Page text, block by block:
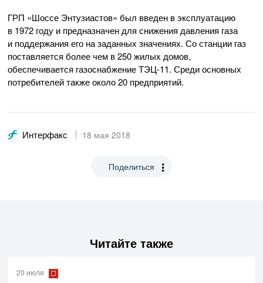
ГРП «Шоссе Энтузиастов» был введен в эксплуатацию
в 1972 году и предназначен для снижения давления газа
и поддержания его на заданных значениях. Со станции газ
поставляется более чем в 250 жилых домов,
обеспечивается газоснабжениеТЭЦ-11. Среди основных
потребителей также около 20 предприятий.
Интерфакс 18 мая 2018
Поделиться
Читайте также
20 июля